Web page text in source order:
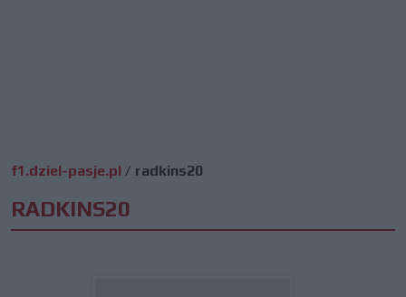
f1.dziel-pasje.pl / radkins20
RADKINS20